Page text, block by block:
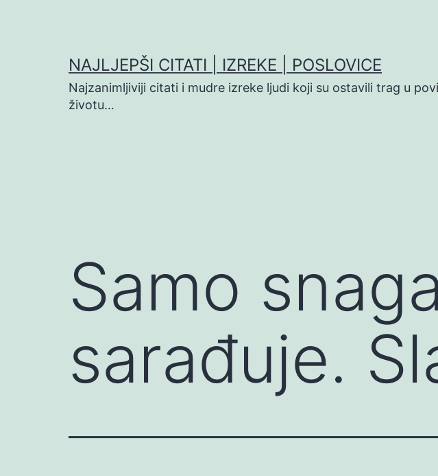
NAJLJEPŠI CITATI | IZREKE | POSLOVICE
Najzanimljiviji citati i mudre izreke ljudi koji su ostavili trag u
životu…
Samo
sarađuje.